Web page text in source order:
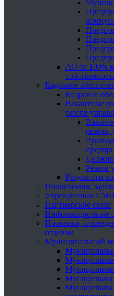
АО со 100%
Кадровое
Кадровое
Вакантные
резерв
резерв,
Резерв
Результаты
Полномочия,
Учрежденные СМИ
Партнерские связи
Информационные
Проверки,
отделом
Муниципальный